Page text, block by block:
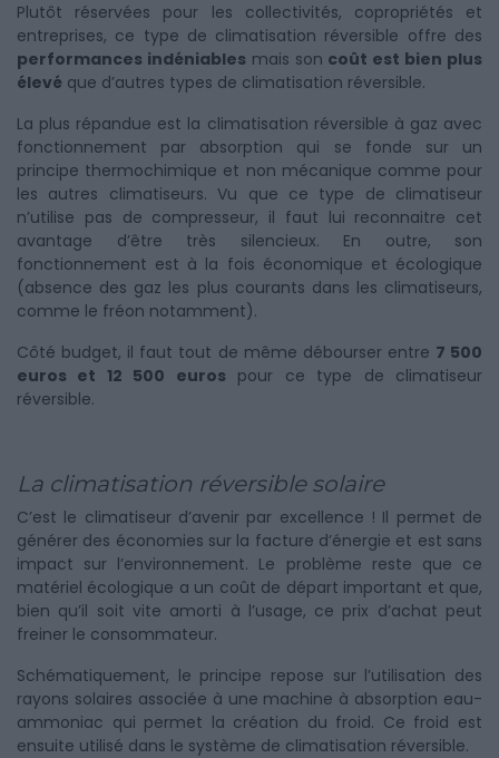
Plutôt réservées pour les collectivités, copropriétés et
entreprises, ce type de climatisation réversible offre des
performances indéniables mais son coût est bien plus
élevé que d’autres types de climatisation réversible.
La plus répandue est la climatisation réversible à gaz avec
fonctionnement par absorption qui se fonde sur un
principe thermochimique et non mécanique comme pour
les autres climatiseurs. Vu que ce type de climatiseur
n’utilise pas de compresseur, il faut lui reconnaitre cet
avantage d’être très silencieux. En outre, son
fonctionnement est à la fois économique et écologique
(absence des gaz les plus courants dans les climatiseurs,
comme le fréon notamment).
Côté budget, il faut tout de même débourser entre 7 500
euros et 12 500 euros pour ce type de climatiseur
réversible.
La climatisation réversible solaire
C’est le climatiseur d’avenir par excellence ! Il permet de
générer des économies sur la facture d’énergie et est sans
impact sur l’environnement. Le problème reste que ce
matériel écologique a un coût de départ important et que,
bien qu’il soit vite amorti à l’usage, ce prix d’achat peut
freiner le consommateur.
Schématiquement, le principe repose sur l’utilisation des
rayons solaires associée à une machine à absorption eau-
ammoniac qui permet la création du froid. Ce froid est
ensuite utilisé dans le système de climatisation réversible.